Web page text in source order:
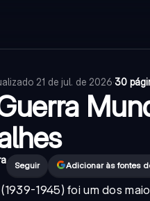
21 de jul. de 2026·30
Seguir Adicionar às fontes
1945) foi um dos